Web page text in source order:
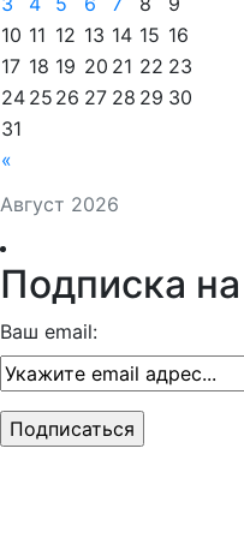
Август 2026
«
10 11 12 13 14 15 16
17 18 19 20 21 22 23
24 25 26 27 28 29 30
31
Подписка
Ваш email: